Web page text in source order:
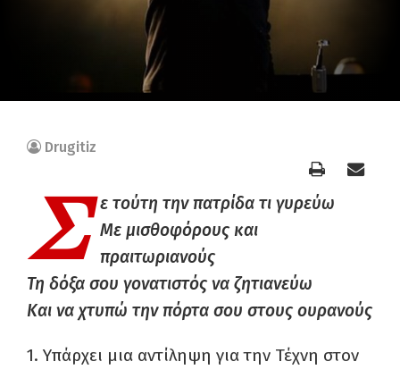
Drugitiz
Σ
ε τούτη την πατρίδα τι γυρεύω
Με μισθοφόρους και
πραιτωριανούς
Τη δόξα σου γονατιστός να ζητιανεύω
Και να χτυπώ την πόρτα σου στους ουρανούς
1. Υπάρχει μια αντίληψη για την Τέχνη στον